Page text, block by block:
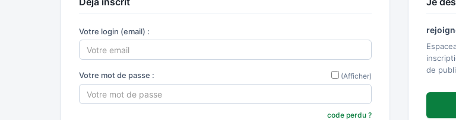
Votre login (email) :
Votre mot de passe : (Afficher)
code perdu ?
de